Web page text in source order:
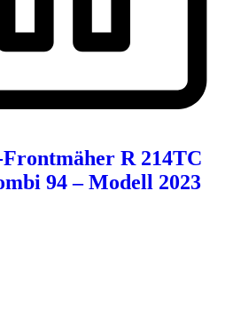
R 214TC
94 – Modell 2023